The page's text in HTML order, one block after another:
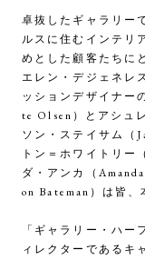
卓抜したギャラリー
ルスに住むインテリ
めとした顧客たちに
エレン・デジェネレ
ッションデザイナー
te Olsen）とアシュ
ソン・ステイサム（
トン＝ホワイトリ
ダ・アンカ（
on Bateman）は皆、
「ギャラリー・ハ
ィレクターであるキ